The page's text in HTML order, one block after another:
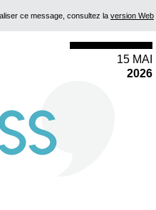
ce message, consultez la version Web
15 MAI
2026